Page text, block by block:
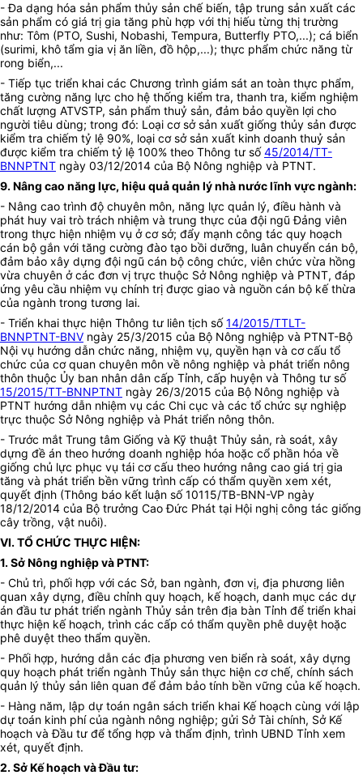
- Đa dạng hóa sản phẩm thủy sản chế biến, tập trung sản xuất các
sản phẩm có giá trị gia tăng phù hợp với thị hiếu từng thị trường
như: Tôm (PTO, Sushi, Nobashi, Tempura, Butterfly PTO,...); cá biển
(surimi, khô tẩm gia vị ăn liền, đồ hộp,...); thực phẩm chức năng từ
rong biển,...
- Tiếp tục triển khai các Chương trình giám sát an toàn thực phẩm,
tăng cường năng lực cho hệ thống kiểm tra, thanh tra, kiểm nghiệm
chất lượng ATVSTP, sản phẩm thuỷ sản, đảm bảo quyền lợi cho
người tiêu dùng; trong đó: Loại cơ sở sản xuất giống thủy sản được
kiểm tra chiếm tỷ lệ 90%, loại cơ sở sản xuất kinh doanh thuỷ sản
được kiểm tra chiếm tỷ lệ 100% theo Thông tư số45/2014/TT-
BNNPTNT ngày 03/12/2014 của Bộ Nông nghiệp và PTNT.
9. Nâng cao năng lực, hiệu quả quản lý nhà nước lĩnh vực ngành:
- Nâng cao trình độ chuyên môn, năng lực quản lý, điều hành và
phát huy vai trò trách nhiệm và trung thực của đội ngũ Đảng viên
trong thực hiện nhiệm vụ ở cơ sở; đẩy mạnh công tác quy hoạch
cán bộ gắn với tăng cường đào tạo bồi dưỡng, luân chuyển cán bộ,
đảm bảo xây dựng đội ngũ cán bộ công chức, viên chức vừa hồng
vừa chuyên ở các đơn vị trực thuộc Sở Nông nghiệp và PTNT, đáp
ứng yêu cầu nhiệm vụ chính trị được giao và nguồn cán bộ kế thừa
của ngành trong tương lai.
- Triển khai thực hiện Thông tư liên tịch số14/2015/TTLT-
BNNPTNT-BNV ngày 25/3/2015 của Bộ Nông nghiệp và PTNT-Bộ
Nội vụ hướng dẫn chức năng, nhiệm vụ, quyền hạn và cơ cấu tổ
chức của cơ quan chuyên môn về nông nghiệp và phát triển nông
thôn thuộc Ủy ban nhân dân cấp Tỉnh, cấp huyện và Thông tư số
15/2015/TT-BNNPTNT ngày 26/3/2015 của Bộ Nông nghiệp và
PTNT hướng dẫn nhiệm vụ các Chi cục và các tổ chức sự nghiệp
trực thuộc Sở Nông nghiệp và Phát triển nông thôn.
- Trước mắt Trung tâm Giống và Kỹ thuật Thủy sản, rà soát, xây
dựng đề án theo hướng doanh nghiệp hóa hoặc cổ phần hóa về
giống chủ lực phục vụ tái cơ cấu theo hướng nâng cao giá trị gia
tăng và phát triển bền vững trình cấp có thẩm quyền xem xét,
quyết định (Thông báo kết luận số 10115/TB-BNN-VP ngày
18/12/2014 của Bộ trưởng Cao Đức Phát tại Hội nghị công tác giống
cây trồng, vật nuôi).
VI. TỔ CHỨC THỰC HIỆN:
1.Sở Nông nghiệp và PTNT:
- Chủ trì, phối hợp với các Sở, ban ngành, đơn vị, địa phương liên
quan xây dựng, điều chỉnh quy hoạch, kế hoạch, danh mục các dự
án đầu tư phát triển ngành Thủy sản trên địa bàn Tỉnh để triển khai
thực hiện kế hoạch, trình các cấp có thẩm quyền phê duyệt hoặc
phê duyệt theo thẩm quyền.
- Phối hợp, hướng dẫn các địa phương ven biển rà soát, xây dựng
quy hoạch phát triển ngành Thủy sản thực hiện cơ chế, chính sách
quản lý thủy sản liên quan để đảm bảo tính bền vững của kế hoạch.
- Hàng năm, lập dự toán ngân sách triển khai Kế hoạch cùng với lập
dự toán kinh phí của ngành nông nghiệp; gửi Sở Tài chính, Sở Kế
hoạch và Đầu tư để tổng hợp và thẩm định, trình UBND Tỉnh xem
xét, quyết định.
2. Sở Kế hoạch và Đầu tư: